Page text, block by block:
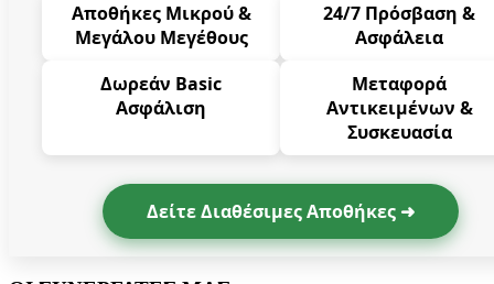
Αποθήκες Μικρού &
Μεγάλου Μεγέθους
24/7 Πρόσβαση &
Ασφάλεια
Δωρεάν Basic
Ασφάλιση
Μεταφορά
Αντικειμένων &
Συσκευασία
Δείτε Διαθέσιμες Αποθήκες ➜